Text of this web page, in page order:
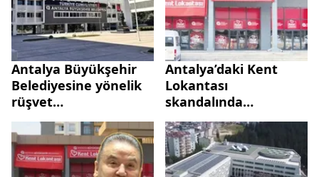
Antalya Büyükşehir
Belediyesine yönelik
rüşvet
soruşturmasında 5
şüpheli tutuklandı
Antalya’daki Kent
Lokantası
skandalında
emanetçinin ifadesi
ortaya çıktı! Muhittin
Böcek dükkanları
böyle verdi